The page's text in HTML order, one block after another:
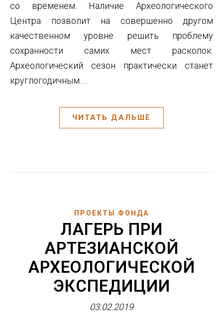
со временем. Наличие Археологического
Центра позволит на совершенно другом
качественном уровне решить проблему
сохранности самих мест раскопок.
Археологический сезон практически станет
круглогодичным.…
ЧИТАТЬ ДАЛЬШЕ
ПРОЕКТЫ ФОНДА
ЛАГЕРЬ ПРИ
АРТЕЗИАНСКОЙ
АРХЕОЛОГИЧЕСКОЙ
ЭКСПЕДИЦИИ
03.02.2019